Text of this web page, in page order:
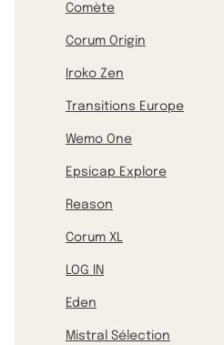
Comète
Corum Origin
Iroko Zen
Transitions Europe
Wemo One
Epsicap Explore
Reason
Corum XL
LOG IN
Eden
Mistral Sélection